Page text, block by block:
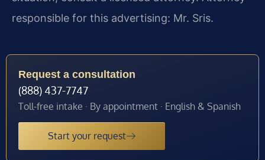
responsible for this advertising: Mr. Sris.
Request a consultation
(888) 437-7747
Toll-free intake · By appointment · English & Spanish
Start your request